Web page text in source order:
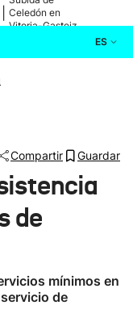
Celedón en
Vitoria-Gasteiz
ES
Compartir Guardar
de
mínimos en
de